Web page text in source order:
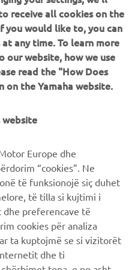
Konsta Hansson
Yamaha Motor Europe N. V.
receive all cookies on the
you would like to, you can
any time. To learn more
website, how we use
read the "How Does
on the Yamaha website.
website
Europe dhe
“cookies”. Ne
të funksionojë siç duhet
të tilla si kujtimi i
preferencave të
cookies për analiza
ta kuptojmë se si vizitorët
dhe ti